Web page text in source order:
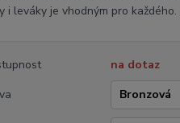
i leváky je vhodným pro každého.
na dotaz